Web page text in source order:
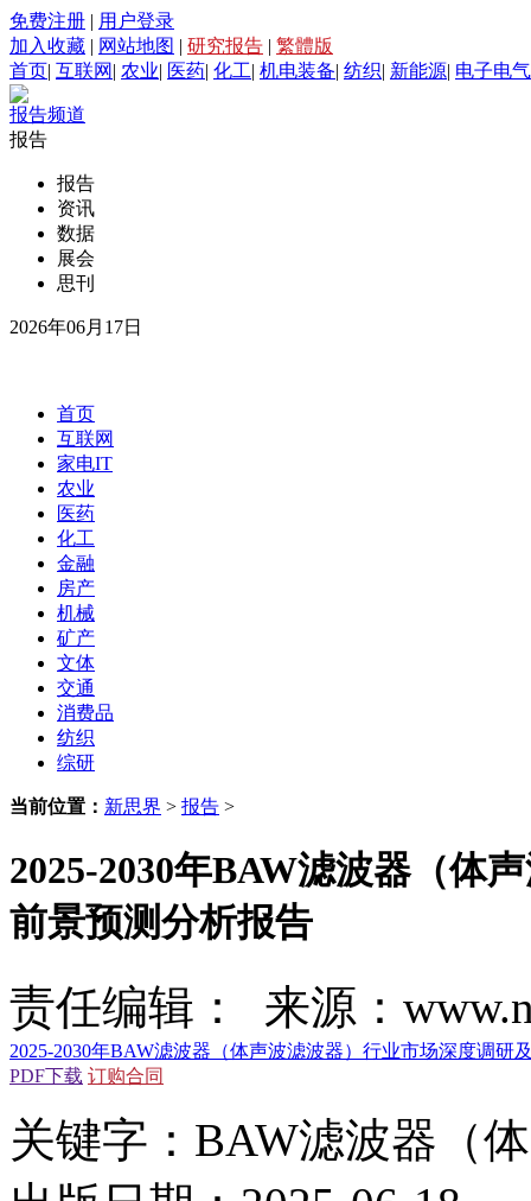
免费注册 | 用户登录
加入收藏 | 网站地图 | 研究报告 | 繁體版
首页| 互联网 | 农业| 医药| 化工| 机电装备| 纺织| 新能源| 电子电气
报告频道
报告
报告
资讯
数据
展会
思刊
2026年06月17日
首页
互联网
家电IT
农业
医药
化工
金融
房产
机械
矿产
文体
交通
消费品
纺织
综研
当前位置： 新思界 > 报告 >
2025-2030年BAW滤波器（体
前景预测分析报告
责任编辑： 来源：
2025-2030年BAW滤波器（体声波滤波器）行业市场深度调研
PDF下载 订购合同
关键字：BAW滤波器（